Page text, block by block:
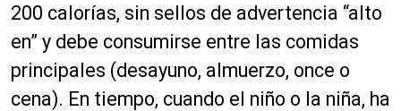
200 calorías, sin sellos de advertencia “alto
en” y debe consumirse entre las comidas
principales (desayuno, almuerzo, once o
cena). En tiempo, cuando el niño o la niña, ha